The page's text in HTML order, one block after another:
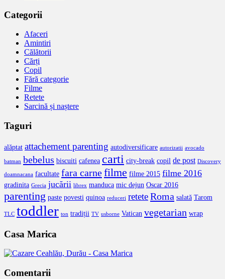
Categorii
Afaceri
Amintiri
Călătorii
Cărți
Copil
Fără categorie
Filme
Retete
Sarcină și naștere
Taguri
alăptat attachement parenting autodiversificare autorizatii avocado
batman bebelus biscuiti cafenea carti city-break copil de post Discovery
doamnacana facultate fara carnefilme filme 2015 filme 2016
gradinita Grecia jucării librex manduca mic dejun Oscar 2016
parenting paste povesti quinoa reduceri reteteRoma salată Tarom
TLC toddler ton tradiții TV usborne Vatican vegetarian wrap
Casa Marica
Comentarii